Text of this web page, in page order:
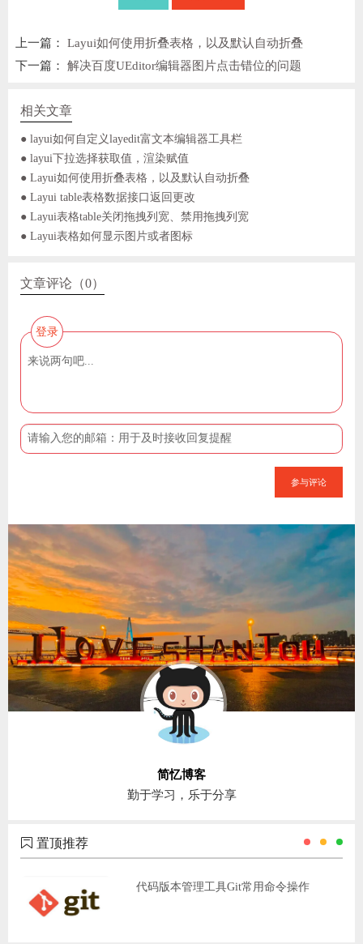
上一篇：Layui如何使用折叠表格，以及默认自动折叠
下一篇：解决百度UEditor编辑器图片点击错位的问题
相关文章
● layui如何自定义layedit富文本编辑器工具栏
● layui下拉选择获取值，渲染赋值
● Layui如何使用折叠表格，以及默认自动折叠
● Layui table表格数据接口返回更改
● Layui表格table关闭拖拽列宽、禁用拖拽列宽
● Layui表格如何显示图片或者图标
文章评论（0）
登录
参与评论
简忆博客
勤于学习，乐于分享
置顶推荐
代码版本管理工具Git常用命令操作